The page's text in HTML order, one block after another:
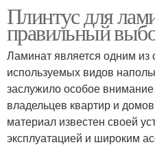
Плинтус для
правильный
Ламинат является одним
используемых видов
заслужило особое
владельцев квартир и
материал известен своей
эксплуатацией и широким